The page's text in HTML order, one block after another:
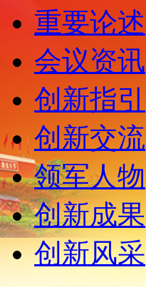
重要论述
会议资讯
创新指引
创新交流
领军人物
创新成果
创新风采